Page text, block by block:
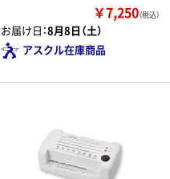
￥7,250（税込）
お届け日：8月8日（土）
アスクル在庫商品